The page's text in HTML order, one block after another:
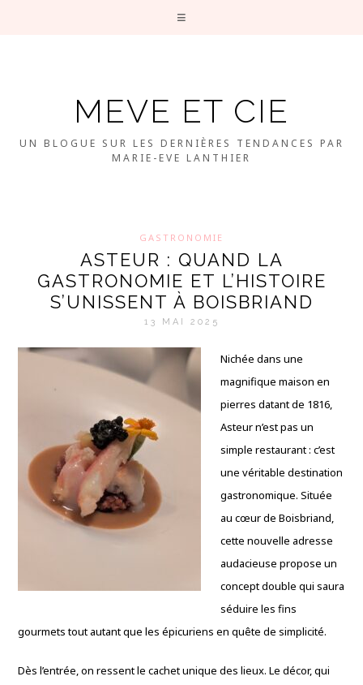
MEVE ET CIE
UN BLOGUE SUR LES DERNIÈRES TENDANCES PAR
MARIE-EVE LANTHIER
GASTRONOMIE
ASTEUR : QUAND LA
GASTRONOMIE ET L’HISTOIRE
S’UNISSENT À BOISBRIAND
13 MAI 2025
Nichée dans une
magnifique maison en
pierres datant de 1816,
Asteur n’est pas un
simple restaurant : c’est
une véritable destination
gastronomique. Située
au cœur de Boisbriand,
cette nouvelle adresse
audacieuse propose un
concept double qui saura
séduire les fins
gourmets tout autant que les épicuriens en quête de simplicité.
Dès l’entrée, on ressent le cachet unique des lieux. Le décor, qui